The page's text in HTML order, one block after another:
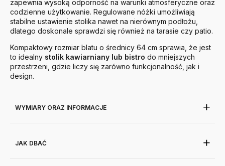
zapewnia wysoką odporność na warunki atmosferyczne oraz
codzienne użytkowanie. Regulowane nóżki umożliwiają
stabilne ustawienie stolika nawet na nierównym podłożu,
dlatego doskonale sprawdzi się również na tarasie czy patio.
Kompaktowy rozmiar blatu o średnicy 64 cm sprawia, że jest
to idealny stolik kawiarniany lub bistro do mniejszych
przestrzeni, gdzie liczy się zarówno funkcjonalność, jak i
design.
WYMIARY ORAZ INFORMACJE
JAK DBAĆ